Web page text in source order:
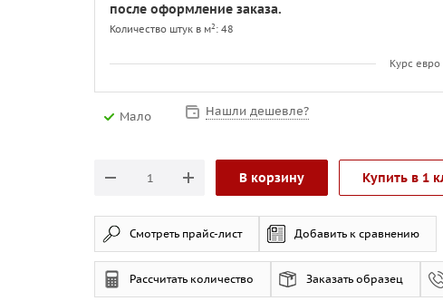
после оформление заказа.
Количество штук в м2 : 48
Курс
Мало Нашли дешевле?
В корзину Купить в 1
Смотреть прайс-лист Добавить к сравнению
Рассчитать количество Заказать образец